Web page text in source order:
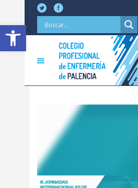
Abrir barra de herramientas